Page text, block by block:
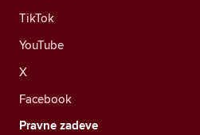
TikTok
YouTube
X
Facebook
Pravne zadeve